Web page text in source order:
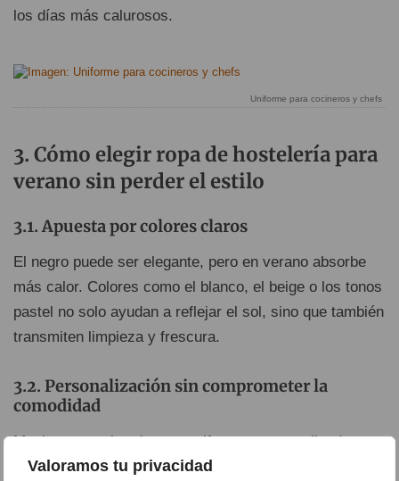
Valoramos tu privacidad
los días más calurosos.
Uniforme para cocineros y chefs
Cómo elegir ropa de hostelería para
verano sin perder el estilo
Apuesta por colores claros
El negro puede ser elegante, pero en verano absorbe
más calor. Colores como el blanco, el beige o los tonos
pastel no solo ayudan a reflejar el sol, sino que también
transmiten limpieza y frescura.
Personalización sin comprometer la
comodidad
Muchos negocios desean uniformes personalizados
con su logo o colores corporativos. Hoy en día es